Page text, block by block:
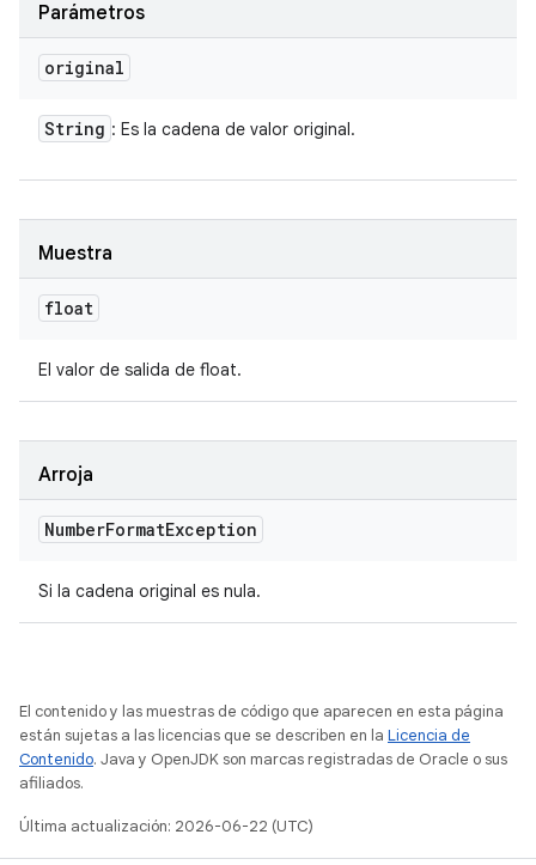
Parámetros
original
String : Es la cadena de valor original.
Muestra
float
El valor de salida de float.
Arroja
NumberFormatException
Si la cadena original es nula.
El contenido y las muestras de código que aparecen en esta página
están sujetas a las licencias que se describen en la Licencia de
Contenido. Java y OpenJDK son marcas registradas de Oracle o sus
afiliados.
Última actualización: 2026-06-22 (UTC)